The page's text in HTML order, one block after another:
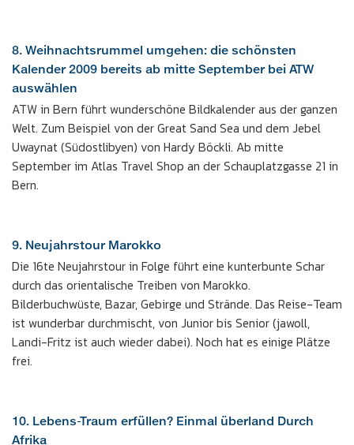
8. Weihnachtsrummel umgehen: die schönsten
Kalender 2009 bereits ab mitte September bei ATW
auswählen
ATW in Bern führt wunderschöne Bildkalender aus der ganzen
Welt. Zum Beispiel von der Great Sand Sea und dem Jebel
Uwaynat (Südostlibyen) von Hardy Böckli. Ab mitte
September im Atlas Travel Shop an der Schauplatzgasse 21 in
Bern.
9. Neujahrstour Marokko
Die 16te Neujahrstour in Folge führt eine kunterbunte Schar
durch das orientalische Treiben von Marokko.
Bilderbuchwüste, Bazar, Gebirge und Strände. Das Reise-Team
ist wunderbar durchmischt, von Junior bis Senior (jawoll,
Landi-Fritz ist auch wieder dabei). Noch hat es einige Plätze
frei.
10. Lebens-Traum erfüllen? Einmal überland Durch
Afrika